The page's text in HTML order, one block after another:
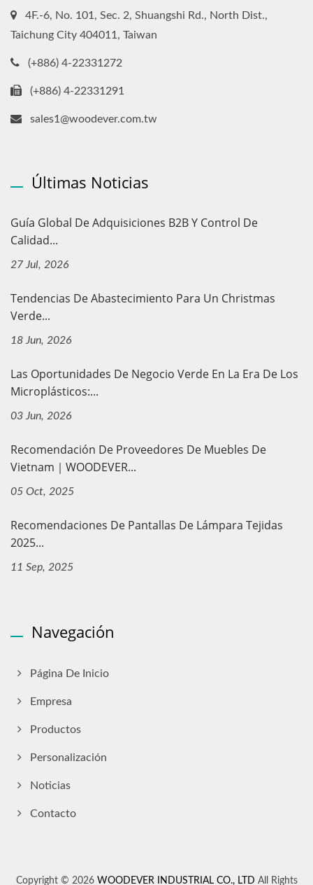
4F.-6, No. 101, Sec. 2, Shuangshi Rd., North Dist.,
Taichung City 404011, Taiwan
(+886) 4-22331272
(+886) 4-22331291
sales1@woodever.com.tw
Últimas Noticias
Guía Global De Adquisiciones B2B Y Control De
Calidad...
27 Jul, 2026
Tendencias De Abastecimiento Para Un Christmas
Verde...
18 Jun, 2026
Las Oportunidades De Negocio Verde En La Era De Los
Microplásticos:...
03 Jun, 2026
Recomendación De Proveedores De Muebles De
Vietnam｜WOODEVER...
05 Oct, 2025
Recomendaciones De Pantallas De Lámpara Tejidas
2025...
11 Sep, 2025
Navegación
Página De Inicio
Empresa
Productos
Personalización
Noticias
Contacto
Copyright © 2026 WOODEVER INDUSTRIAL CO., LTD All Rights